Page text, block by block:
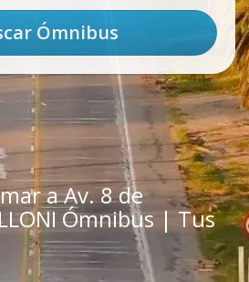
a Av. 8 de
Ómnibus | Tus